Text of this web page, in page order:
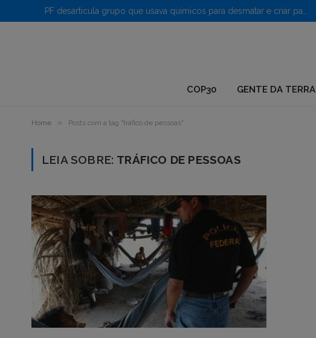
COP30 GENTE DA TERRA
Home » Posts com a tag "tráfico de pessoas"
LEIA SOBRE: TRÁFICO DE PESSOAS